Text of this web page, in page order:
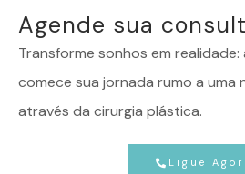
Agende sua
Transforme sonhos em
comece sua jornada rumo a uma
através da cirurgia plástica.
Ligue